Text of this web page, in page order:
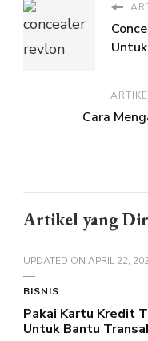
Cara
Artikel yang
UPDATED ON APRIL 22,
BISNIS
Pakai Kartu Kredit
Untuk Bantu